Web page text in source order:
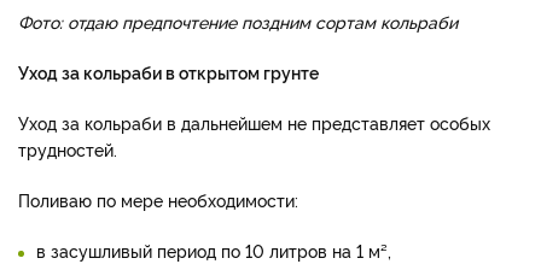
Фото: отдаю предпочтение поздним сортам кольраби
Уход за кольраби в открытом грунте
Уход за кольраби в дальней­шем не представляет особых
трудностей.
Поливаю по мере необходимости:
в засушливый период по 10 литров на 1 м²,